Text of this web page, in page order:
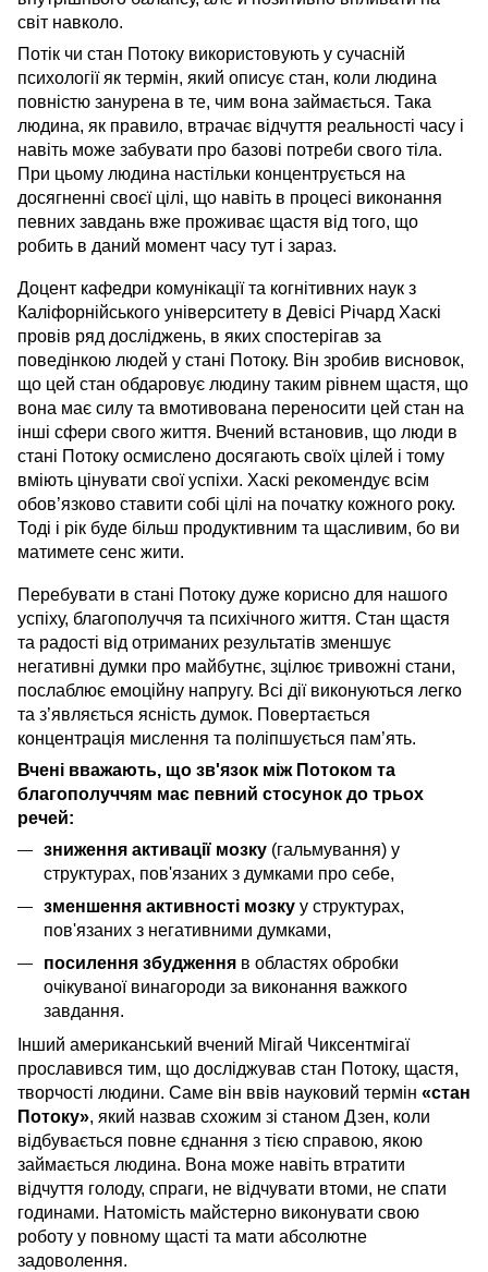
світ навколо.
Потік чи стан Потоку використовують у сучасній
психології як термін, який описує стан, коли людина
повністю занурена в те, чим вона займається. Така
людина, як правило, втрачає відчуття реальності часу і
навіть може забувати про базові потреби свого тіла.
При цьому людина настільки концентрується на
досягненні своєї цілі, що навіть в процесі виконання
певних завдань вже проживає щастя від того, що
робить в даний момент часу тут і зараз.
Доцент кафедри комунікації та когнітивних наук з
Каліфорнійського університету в Девісі Річард Хаскі
провів ряд досліджень, в яких спостерігав за
поведінкою людей у стані Потоку. Він зробив висновок,
що цей стан обдаровує людину таким рівнем щастя, що
вона має силу та вмотивована переносити цей стан на
інші сфери свого життя. Вчений встановив, що люди в
стані Потоку осмислено досягають своїх цілей і тому
вміють цінувати свої успіхи. Хаскі рекомендує всім
обов’язково ставити собі цілі на початку кожного року.
Тоді і рік буде більш продуктивним та щасливим, бо ви
матимете сенс жити.
Перебувати в стані Потоку дуже корисно для нашого
успіху, благополуччя та психічного життя. Стан щастя
та радості від отриманих результатів зменшує
негативні думки про майбутнє, зцілює тривожні стани,
послаблює емоційну напругу. Всі дії виконуються легко
та з’являється ясність думок. Повертається
концентрація мислення та поліпшується пам’ять.
Вчені вважають, що зв'язок між Потоком та
благополуччям має певний стосунок до трьох
речей:
зниження активації мозку (гальмування) у
структурах, пов'язаних з думками про себе,
зменшення активності мозку у структурах,
пов'язаних з негативними думками,
посилення збудження в областях обробки
очікуваної винагороди за виконання важкого
завдання.
Інший американський вчений Мігай Чиксентмігаї
прославився тим, що досліджував стан Потоку, щастя,
творчості людини. Саме він ввів науковий термін «стан
Потоку», який назвав схожим зі станом Дзен, коли
відбувається повне єднання з тією справою, якою
займається людина. Вона може навіть втратити
відчуття голоду, спраги, не відчувати втоми, не спати
годинами. Натомість майстерно виконувати свою
роботу у повному щасті та мати абсолютне
задоволення.